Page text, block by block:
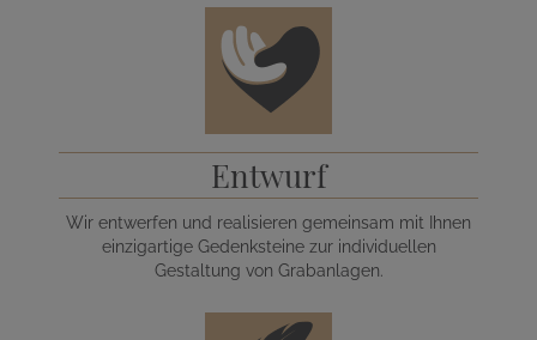
Entwurf
Wir entwerfen und realisieren gemeinsam mit Ihnen
einzigartige Gedenksteine zur individuellen
Gestaltung von Grabanlagen.